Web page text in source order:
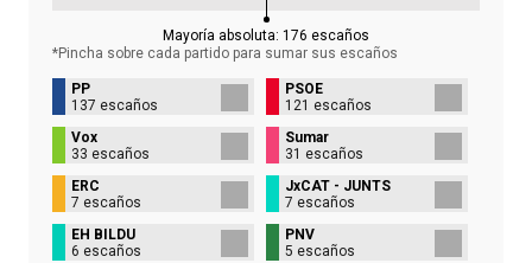
Mayoría absoluta: 176 escaños
*Pincha sobre cada partido para sumar sus escaños
PP
137 escaños
PSOE
121 escaños
Vox
33 escaños
Sumar
31 escaños
ERC
7 escaños
JxCAT - JUNTS
7 escaños
EH BILDU
6 escaños
PNV
5 escaños